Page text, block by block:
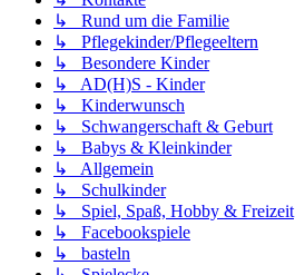
↳ Rund um die Familie
↳ Pflegekinder/Pflegeeltern
↳ Besondere Kinder
↳ AD(H)S - Kinder
↳ Kinderwunsch
↳ Schwangerschaft & Geburt
↳ Babys & Kleinkinder
↳ Allgemein
↳ Schulkinder
↳ Spiel, Spaß, Hobby & Freizeit
↳ Facebookspiele
↳ basteln